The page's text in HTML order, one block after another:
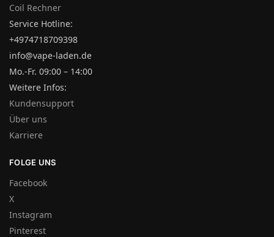
Coil Rechner
Service Hotline:
+4974718709398
info@vape-laden.de
Mo.-Fr. 09:00 – 14:00
Weitere Infos:
Kundensupport
Über uns
Karriere
FOLGE UNS
Facebook
X
Instagram
Pinterest